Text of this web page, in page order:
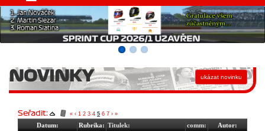
NOVINKY
Seřadit: « ‹ 1 2 3 4 5 6 7 › »
Datum: Rubrika: Titulek: comm: Autor: